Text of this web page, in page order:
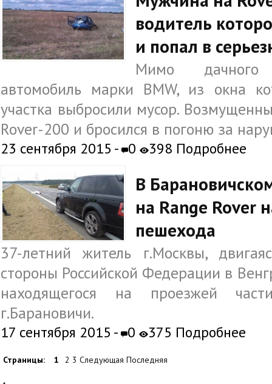
водитель
и попал в
Мимо дачного
автомобиль марки BMW, из окна
участка выбросили мусор.
Rover-200 и бросился в погоню за
23 сентября 2015 - 0 398 Подробнее
В
на Range Rover
пешехода
37-летний житель г.Москвы,
стороны Российской Федерации в
находящегося на проезжей
г.Барановичи.
17 сентября 2015 - 0 375 Подробнее
Страницы: 1 2 3 Следующая Последняя